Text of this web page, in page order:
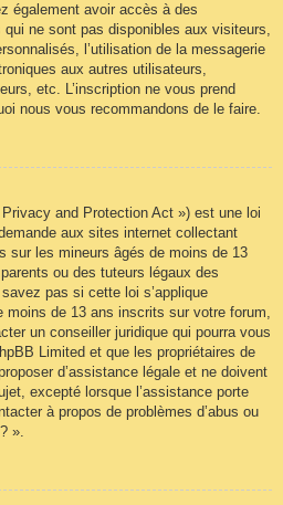
également avoir accès à des
ne sont pas disponibles aux visiteurs,
l’utilisation de la messagerie
aux autres utilisateurs,
etc. L’inscription ne vous prend
nous vous recommandons de le faire.
and Protection Act ») est une loi
aux sites internet collectant
sur les mineurs âgés de moins de 13
ou des tuteurs légaux des
pas si cette loi s’applique
moins de 13 ans inscrits sur votre forum,
un conseiller juridique qui pourra vous
Limited et que les propriétaires de
d’assistance légale et ne doivent
excepté lorsque l’assistance porte
à propos de problèmes d’abus ou
».